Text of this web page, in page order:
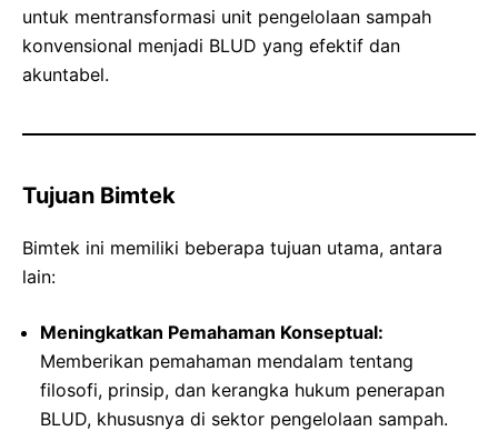
untuk mentransformasi unit pengelolaan sampah
konvensional menjadi BLUD yang efektif dan
akuntabel.
Tujuan Bimtek
Bimtek ini memiliki beberapa tujuan utama, antara
lain:
Meningkatkan Pemahaman Konseptual:
Memberikan pemahaman mendalam tentang
filosofi, prinsip, dan kerangka hukum penerapan
BLUD, khususnya di sektor pengelolaan sampah.